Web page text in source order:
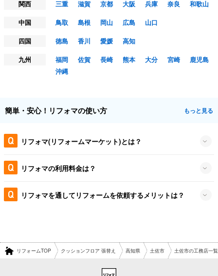
関西
三重 滋賀 京都 大阪 兵庫 奈良
和歌山
中国
鳥取 島根 岡山 広島
山口
四国
徳島 香川 愛媛
高知
九州
福岡 佐賀 長崎 熊本 大分 宮崎
鹿児島
沖縄
簡単・安心！リフォマの使い方 もっと見る
リフォマ(リフォームマーケット)とは？
リフォマの利用料金は？
リフォマを通してリフォームを依頼するメリットは？
リフォームTOP クッションフロア 張替え 高知県 土佐市 土佐市の工務店一覧